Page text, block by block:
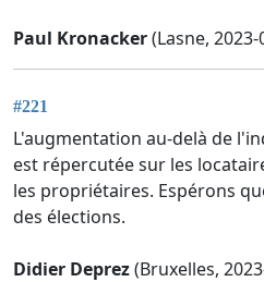
Paul Kronacker(Lasne, 2023-
#221
L'augmentation au-delà de
est répercutée sur les
les propriétaires. Espérons
des élections.
Didier Deprez(Bruxelles,